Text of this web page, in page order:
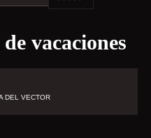
vacaciones
DEL VECTOR